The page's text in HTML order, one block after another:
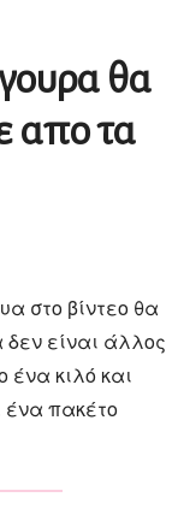
θα
απο τα
στο βίντεο θα
είναι άλλος
ένα κιλό και
ένα πακέτο